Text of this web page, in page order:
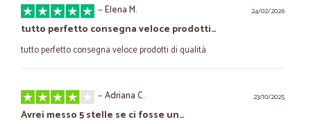
24/02/2026
—Elena M.
tutto perfetto consegna veloce prodotti…
tutto perfetto consegna veloce prodotti di qualità
23/10/2025
—Adriana C.
Avrei messo 5 stelle se ci fosse un…